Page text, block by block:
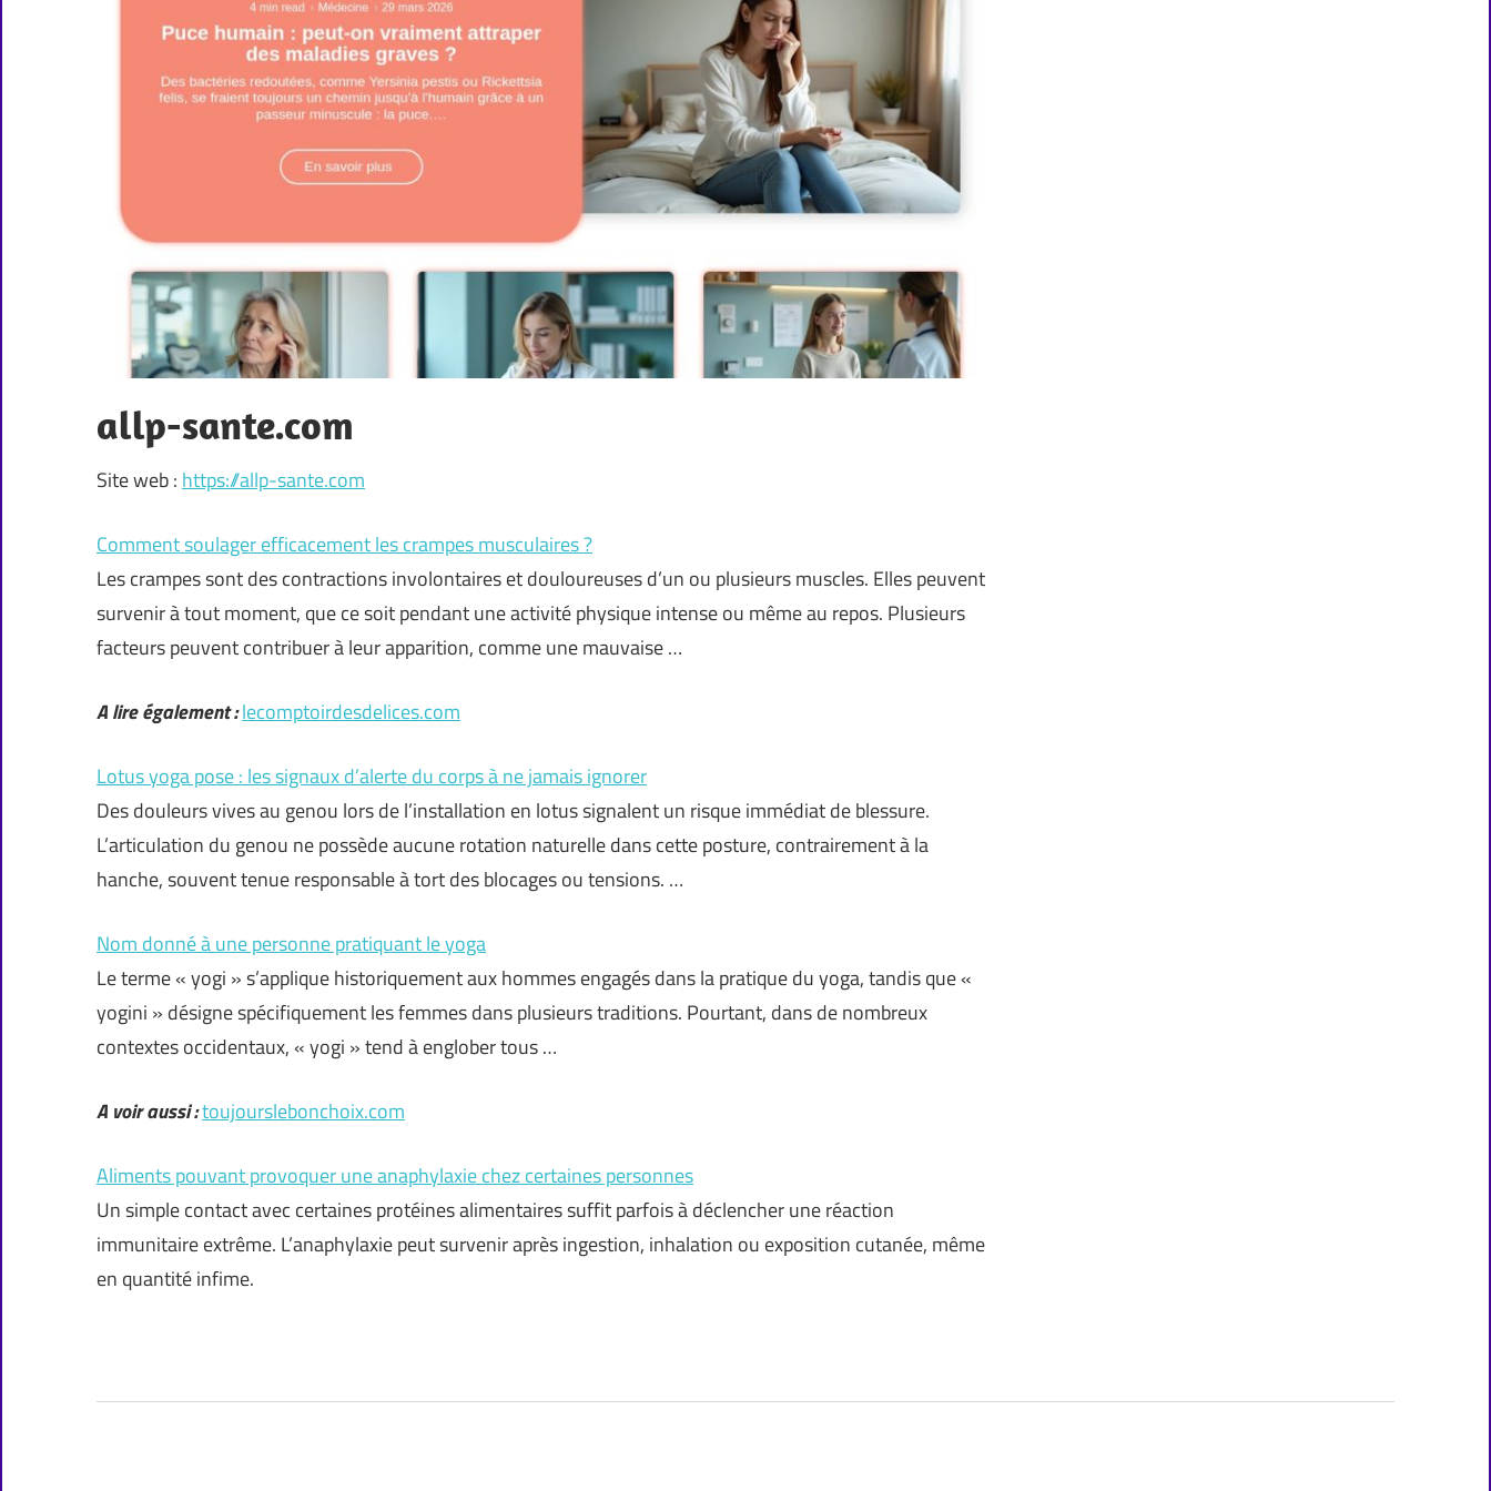
allp-sante.com
Site web : https://allp-sante.com
Comment soulager efficacement les crampes musculaires ?
Les crampes sont des contractions involontaires et douloureuses d’un ou plusieurs muscles. Elles peuvent
survenir à tout moment, que ce soit pendant une activité physique intense ou même au repos. Plusieurs
facteurs peuvent contribuer à leur apparition, comme une mauvaise …
A lire également :lecomptoirdesdelices.com
Lotus yoga pose : les signaux d’alerte du corps à ne jamais ignorer
Des douleurs vives au genou lors de l’installation en lotus signalent un risque immédiat de blessure.
L’articulation du genou ne possède aucune rotation naturelle dans cette posture, contrairement à la
hanche, souvent tenue responsable à tort des blocages ou tensions. …
Nom donné à une personne pratiquant le yoga
Le terme « yogi » s’applique historiquement aux hommes engagés dans la pratique du yoga, tandis que «
yogini » désigne spécifiquement les femmes dans plusieurs traditions. Pourtant, dans de nombreux
contextes occidentaux, « yogi » tend à englober tous …
A voir aussi :toujourslebonchoix.com
Aliments pouvant provoquer une anaphylaxie chez certaines personnes
Un simple contact avec certaines protéines alimentaires suffit parfois à déclencher une réaction
immunitaire extrême. L’anaphylaxie peut survenir après ingestion, inhalation ou exposition cutanée, même
en quantité infime.